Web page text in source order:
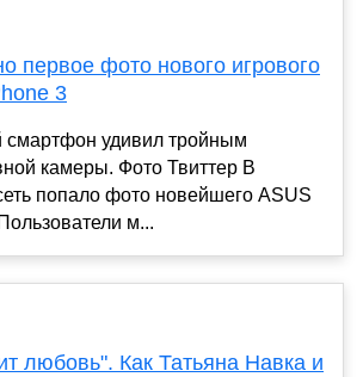
первое фото нового игрового
3
удивил тройным
камеры. Фото Твиттер В
попало фото новейшего ASUS
м...
любовь". Как Татьяна Навка и